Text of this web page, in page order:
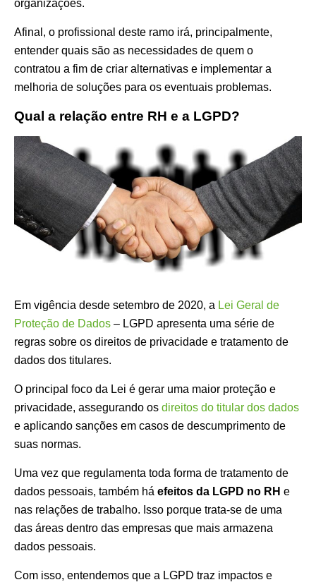
organizações.
Afinal, o profissional deste ramo irá, principalmente,
entender quais são as necessidades de quem o
contratou a fim de criar alternativas e implementar a
melhoria de soluções para os eventuais problemas.
Qual a relação entre RH e a LGPD?
Em vigência desde setembro de 2020, a Lei Geral de
Proteção de Dados – LGPD apresenta uma série de
regras sobre os direitos de privacidade e tratamento de
dados dos titulares.
O principal foco da Lei é gerar uma maior proteção e
privacidade, assegurando os direitos do titular dos dados
e aplicando sanções em casos de descumprimento de
suas normas.
Uma vez que regulamenta toda forma de tratamento de
dados pessoais, também há efeitos da LGPD no RH e
nas relações de trabalho. Isso porque trata-se de uma
das áreas dentro das empresas que mais armazena
dados pessoais.
Com isso, entendemos que a LGPD traz impactos e